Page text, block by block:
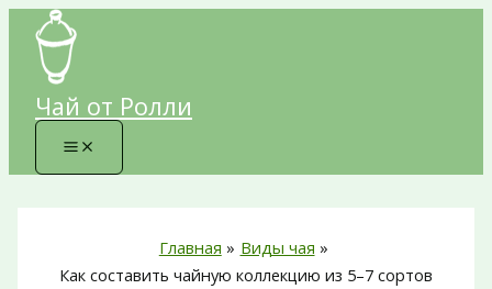
Перейти
содержимому
Чай от Ролли
Главная
Виды чая
Как составить чайную коллекцию из 5–7 сортов